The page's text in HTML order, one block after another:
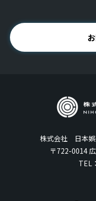
株式会社 日本娯
〒722-0014
TEL：